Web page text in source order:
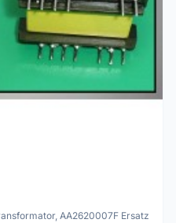
AA2620007F Ersatz